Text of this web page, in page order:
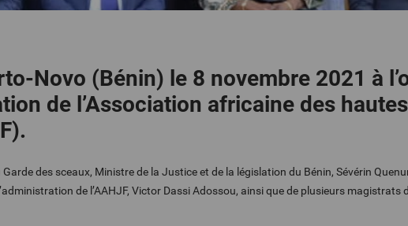
Novo (Bénin) le 8 novembre 2021 à
de l’Association africaine des
des sceaux, Ministre de la Justice et de la législation du Bénin, Sévérin
de l’AAHJF, Victor Dassi Adossou, ainsi que de plusieurs magistrats